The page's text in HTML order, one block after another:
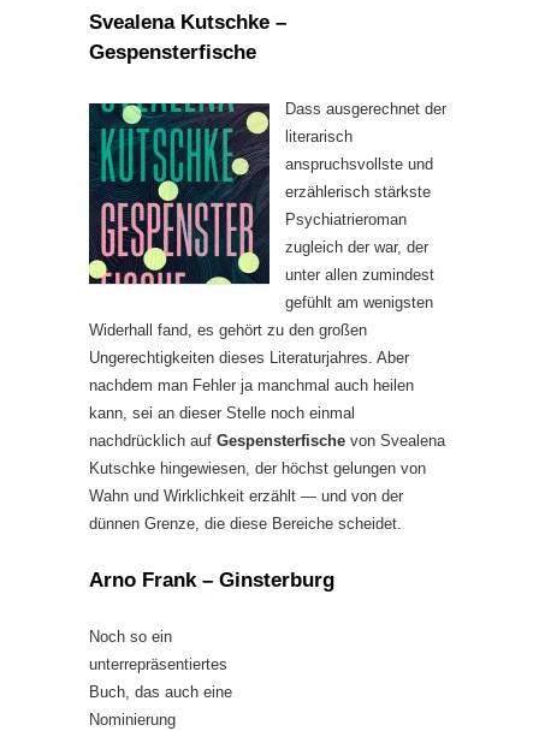
Svealena Kutschke –
Gespensterfische
Dass ausgerechnet der
literarisch
anspruchsvollste und
erzählerisch stärkste
Psychiatrieroman
zugleich der war, der
unter allen zumindest
gefühlt am wenigsten
Widerhall fand, es gehört zu den großen
Ungerechtigkeiten dieses Literaturjahres. Aber
nachdem man Fehler ja manchmal auch heilen
kann, sei an dieser Stelle noch einmal
nachdrücklich auf Gespensterfische von Svealena
Kutschke hingewiesen, der höchst gelungen von
Wahn und Wirklichkeit erzählt — und von der
dünnen Grenze, die diese Bereiche scheidet.
Arno Frank – Ginsterburg
Noch so ein
unterrepräsentiertes
Buch, das auch eine
Nominierung